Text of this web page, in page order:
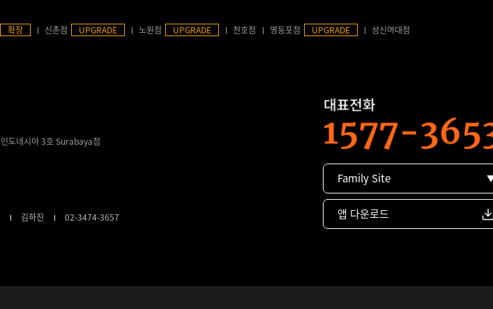
확장 신촌점 UPGRADE 노원점 UPGRADE 천호점 영등포점 UPGRADE 성신여대점
인도네시아 3호 Surabaya점
김하진 02-3474-3657
Family Site
앱 다운로드